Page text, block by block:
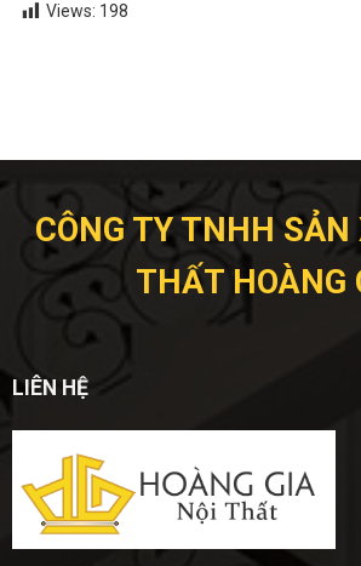
Views: 198
CÔNG TY TNHH SẢN
THẤT HOÀNG
LIÊN HỆ